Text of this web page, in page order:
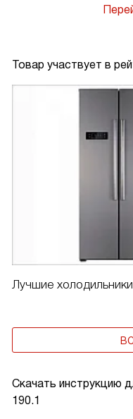
Скачать инструкцию
190.1
Товар участвует в
Лучшие